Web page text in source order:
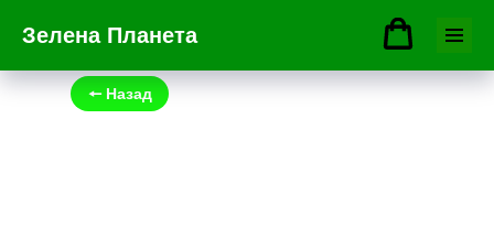
Зелена Планета
🠔 Назад